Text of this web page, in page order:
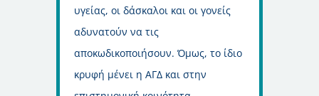
υγείας, οι δάσκαλοι και οι γονείς
αδυνατούν να τις
αποκωδικοποιήσουν. Όμως, το ίδιο
κρυφή μένει η ΑΓΔ και στην